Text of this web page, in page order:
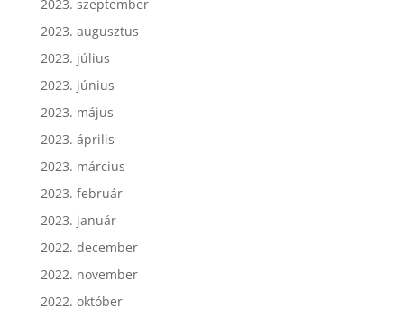
2023. szeptember
2023. augusztus
2023. július
2023. június
2023. május
2023. április
2023. március
2023. február
2023. január
2022. december
2022. november
2022. október